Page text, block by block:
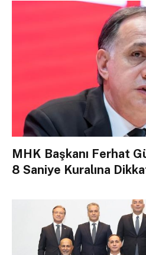
MHK Başkanı Ferhat
8 Saniye Kuralına